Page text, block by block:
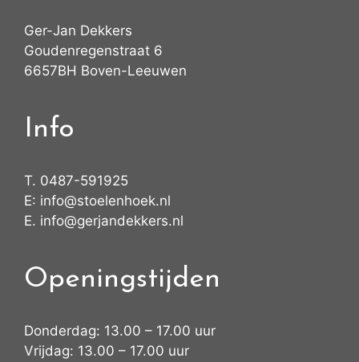
Ger-Jan Dekkers
Goudenregenstraat 6
6657BH Boven-Leeuwen
Info
T. 0487-591925
E: info@stoelenhoek.nl
E. info@gerjandekkers.nl
Openingstijden
Donderdag: 13.00 – 17.00 uur
Vrijdag: 13.00 – 17.00 uur